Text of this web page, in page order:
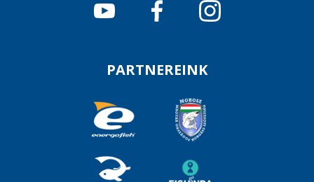
PARTNEREINK